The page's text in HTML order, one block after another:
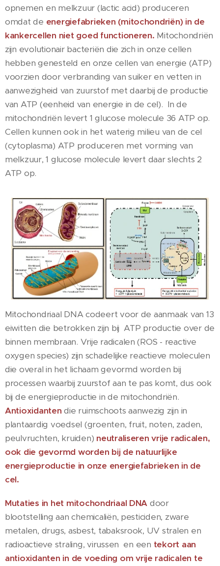
opnemen en melkzuur (lactic acid) produceren
omdat de energiefabrieken (mitochondriën) in de
kankercellen niet goed functioneren. Mitochondriën
zijn evolutionair bacteriën die zich in onze cellen
hebben genesteld en onze cellen van energie (ATP)
voorzien door verbranding van suiker en vetten in
aanwezigheid van zuurstof met daarbij de productie
van ATP (eenheid van energie in de cel). In de
mitochondriën levert 1 glucose molecule 36 ATP op.
Cellen kunnen ook in het waterig milieu van de cel
(cytoplasma) ATP produceren met vorming van
melkzuur, 1 glucose molecule levert daar slechts 2
ATP op.
Mitochondriaal DNA codeert voor de aanmaak van 13
eiwitten die betrokken zijn bij ATP productie over de
binnen membraan. Vrije radicalen (ROS - reactive
oxygen species) zijn schadelijke reactieve moleculen
die overal in het lichaam gevormd worden bij
processen waarbij zuurstof aan te pas komt, dus ook
bij de energieproductie in de mitochondriën.
Antioxidanten die ruimschoots aanwezig zijn in
plantaardig voedsel (groenten, fruit, noten, zaden,
peulvruchten, kruiden) neutraliseren vrije radicalen,
ook die gevormd worden bij de natuurlijke
energieproductie in onze energiefabrieken in de
cel.
Mutaties in het mitochondriaal DNA door
blootstelling aan chemicaliën, pesticiden, zware
metalen, drugs, asbest, tabaksrook, UV stralen en
radioactieve straling, virussen en een tekort aan
antioxidanten in de voeding om vrije radicalen te